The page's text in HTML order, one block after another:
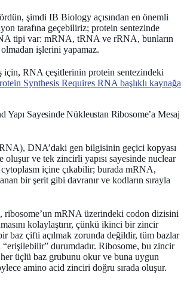
şimdi IB Biology açısından en önemli
tarafına geçebiliriz; protein sentezinde
tipi var: mRNA, tRNA ve rRNA, bunların
işlerini yapamaz.
için, RNA çeşitlerinin protein sentezindeki
Synthesis Requires RNA başlıklı kaynağa
Yapı Sayesinde Nükleustan Ribosome’a Mesaj
, DNA’daki gen bilgisinin geçici kopyası
oluşur ve tek zincirli yapısı sayesinde nuclear
cytoplasm içine çıkabilir; burada mRNA,
bir şerit gibi davranır ve kodların sırayla
ribosome’un mRNA üzerindeki codon dizisini
kolaylaştırır, çünkü ikinci bir zincir
baz çifti açılmak zorunda değildir, tüm bazlar
“erişilebilir” durumdadır. Ribosome, bu zincir
üçlü baz grubunu okur ve buna uygun
amino acid zinciri doğru sırada oluşur.